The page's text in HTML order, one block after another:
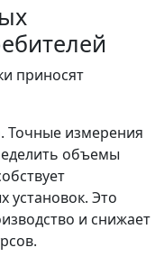
приносят
Точные измерения
объемы
установок. Это
и снижает